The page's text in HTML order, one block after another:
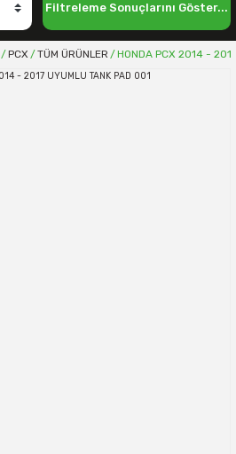
Filtreleme Sonuçlarını Göster...
PCX TÜM ÜRÜNLER HONDA PCX 2014 -